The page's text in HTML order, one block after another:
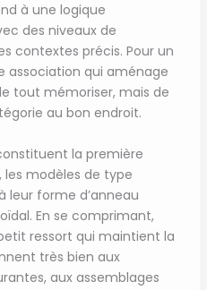
à une logique
des niveaux de
contextes précis. Pour un
association qui aménage
tout mémoriser, mais de
au bon endroit.
la première
les modèles de type
leur forme d’anneau
En se comprimant,
ressort qui maintient la
très bien aux
aux assemblages